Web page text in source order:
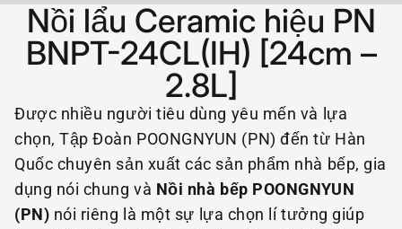
Nồi lẩu Ceramic hiệu PN
BNPT-24CL(IH) [24cm –
2.8L]
Được nhiều người tiêu dùng yêu mến và lựa
chọn, Tập Đoàn POONGNYUN (PN) đến từ Hàn
Quốc chuyên sản xuất các sản phẩm nhà bếp, gia
dụng nói chung và Nồi nhà bếp POONGNYUN
(PN) nói riêng là một sự lựa chọn lí tưởng giúp